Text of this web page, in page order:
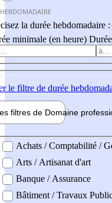
la durée hebdomadaire :
minimale (en heure)
le filtre de durée
filtres de Domaine pro
professionel
Achats / Comptabilité /
Arts / Artisanat d'art
Banque / Assurance
Bâtiment / Travaux